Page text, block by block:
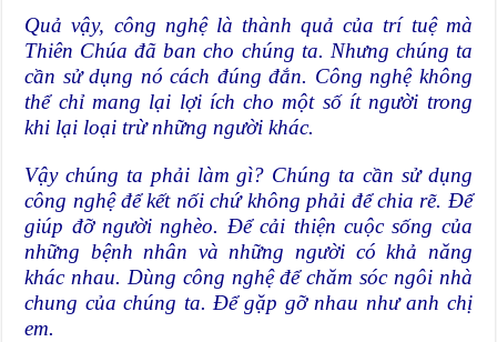
Quả vậy, công nghệ là thành quả của trí tuệ mà
Thiên Chúa đã ban cho chúng ta. Nhưng chúng ta
cần sử dụng nó cách đúng đắn. Công nghệ không
thể chỉ mang lại lợi ích cho một số ít người trong
khi lại loại trừ những người khác.
Vậy chúng ta phải làm gì? Chúng ta cần sử dụng
công nghệ để kết nối chứ không phải để chia rẽ. Để
giúp đỡ người nghèo. Để cải thiện cuộc sống của
những bệnh nhân và những người có khả năng
khác nhau. Dùng công nghệ để chăm sóc ngôi nhà
chung của chúng ta. Để gặp gỡ nhau như anh chị
em.